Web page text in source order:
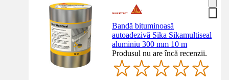
Bandă bituminoasă
autoadezivă Sika Sikamultiseal
aluminiu 300 mm 10 m
Produsul nu are încă recenzii.